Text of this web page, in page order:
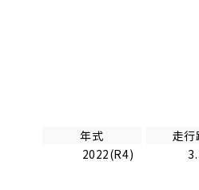
年式
2022(R4)
走行